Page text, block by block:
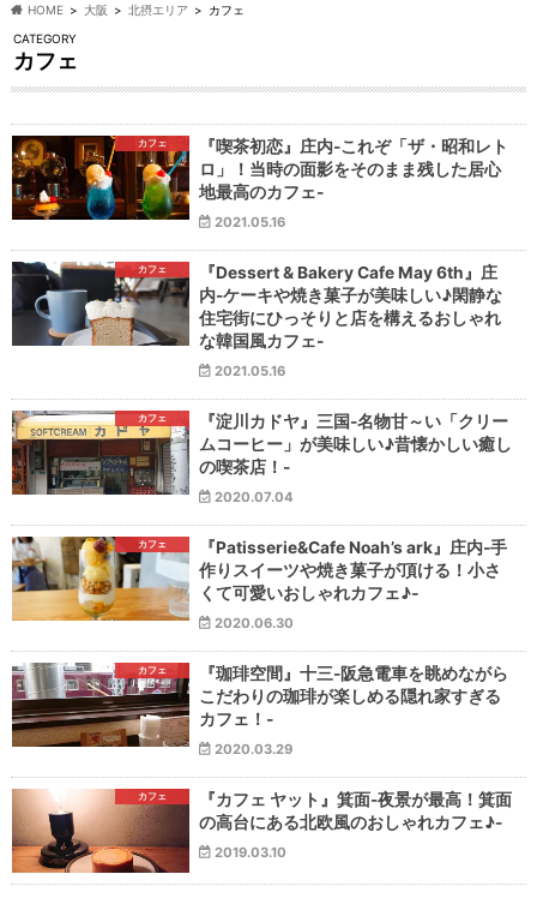
HOME 大阪 北摂エリア
カフェ
CATEGORY
カフェ
カフェ
『喫茶初恋』庄内-これぞ「ザ・昭和レト
ロ」！当時の面影をそのまま残した居心
地最高のカフェ-
2021.05.16
カフェ
『Dessert & Bakery Cafe May 6th』庄
内-ケーキや焼き菓子が美味しい♪閑静な
住宅街にひっそりと店を構えるおしゃれ
な韓国風カフェ-
2021.05.16
カフェ
『淀川カドヤ』三国-名物甘～い「クリー
ムコーヒー」が美味しい♪昔懐かしい癒し
の喫茶店！-
2020.07.04
カフェ
『Patisserie&Cafe Noah’s ark』庄内‐手
作りスイーツや焼き菓子が頂ける！小さ
くて可愛いおしゃれカフェ♪‐
2020.06.30
カフェ
『珈琲空間』十三-阪急電車を眺めながら
こだわりの珈琲が楽しめる隠れ家すぎる
カフェ！-
2020.03.29
カフェ
『カフェ ヤット』箕面-夜景が最高！箕面
の高台にある北欧風のおしゃれカフェ♪-
2019.03.10